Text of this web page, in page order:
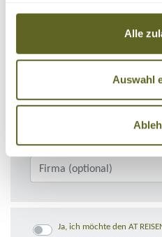
Alle
Auswahl
Ja, ich möchte den AT